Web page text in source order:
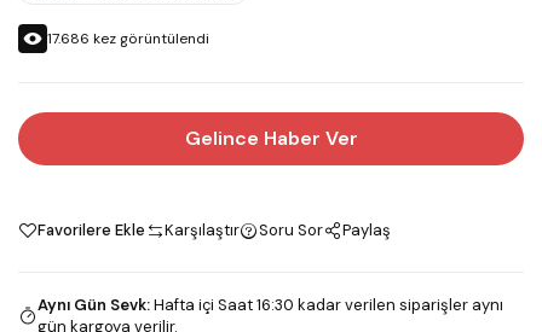
17.686 kez görüntülendi
Gelince Haber Ver
Favorilere Ekle Karşılaştır Soru Sor Paylaş
Aynı Gün Sevk:Hafta içi Saat 16:30 kadar verilen siparişler aynı
gün kargoya verilir.